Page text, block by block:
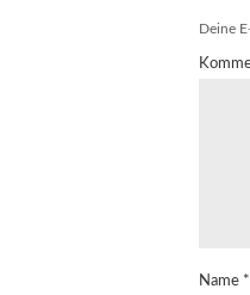
Deine
Name *